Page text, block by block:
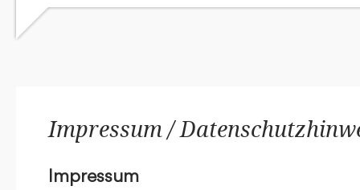
Impressum /
Impressum